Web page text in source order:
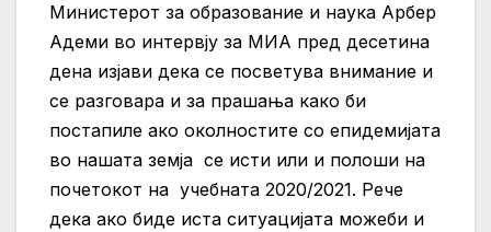
Министерот за образование и наука Арбер
Адеми во интервју за МИА пред десетина
дена изјави дека се посветува внимание и
се разговара и за прашања како би
постапиле ако околностите со епидемијата
во нашата земја се исти или и полоши на
почетокот на учебната 2020/2021. Рече
дека ако биде иста ситуацијата можеби и